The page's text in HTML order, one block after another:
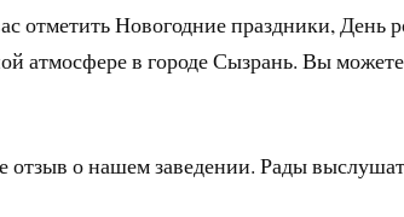
отметить Новогодние праздники, День
атмосфере в городе Сызрань. Вы можете
отзыв о нашем заведении. Рады